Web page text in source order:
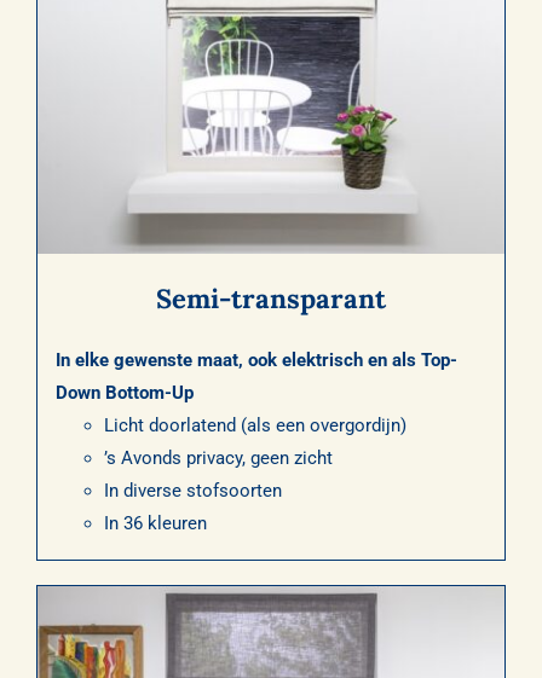
Semi-transparant
In elke gewenste maat, ook elektrisch en als Top-
Down Bottom-Up
Licht doorlatend (als een overgordijn)
’s Avonds privacy, geen zicht
In diverse stofsoorten
In 36 kleuren